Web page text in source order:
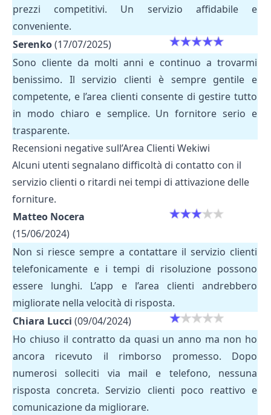
prezzi competitivi. Un servizio affidabile e
conveniente.
Serenko(17/07/2025)
Sono cliente da molti anni e continuo a trovarmi
benissimo. Il servizio clienti è sempre gentile e
competente, e l’area clienti consente di gestire tutto
in modo chiaro e semplice. Un fornitore serio e
trasparente.
Recensioni negative sull’Area Clienti Wekiwi
Alcuni utenti segnalano difficoltà di contatto con il
servizio clienti o ritardi nei tempi di attivazione delle
forniture.
Matteo Nocera
(15/06/2024)
Non si riesce sempre a contattare il servizio clienti
telefonicamente e i tempi di risoluzione possono
essere lunghi. L’app e l’area clienti andrebbero
migliorate nella velocità di risposta.
Chiara Lucci (09/04/2024)
Ho chiuso il contratto da quasi un anno ma non ho
ancora ricevuto il rimborso promesso. Dopo
numerosi solleciti via mail e telefono, nessuna
risposta concreta. Servizio clienti poco reattivo e
comunicazione da migliorare.